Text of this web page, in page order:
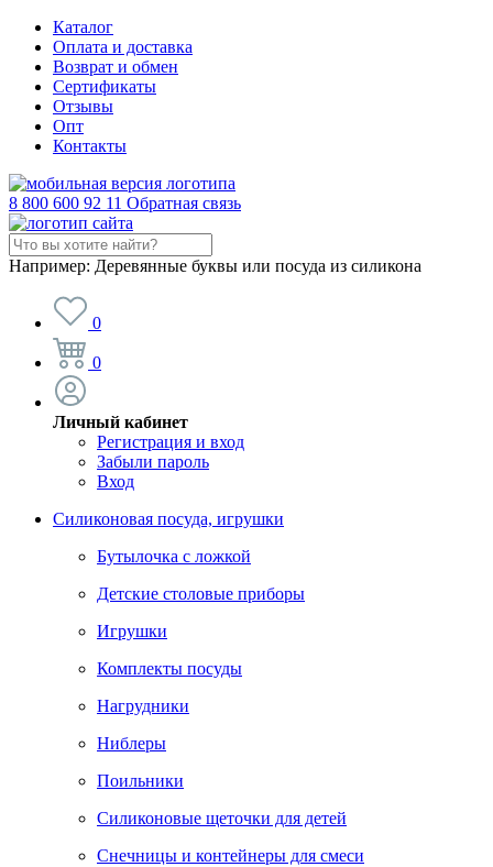
Каталог
Оплата и доставка
Возврат и обмен
Сертификаты
Отзывы
Опт
Контакты
8 800 600 92 11 Обратная связь
Например: Деревянные буквы или посуда из силикона
0
0
Личный кабинет
Регистрация и вход
Забыли пароль
Вход
Силиконовая посуда, игрушки
Бутылочка с ложкой
Детские столовые приборы
Игрушки
Комплекты посуды
Нагрудники
Ниблеры
Поильники
Силиконовые щеточки для детей
Снечницы и контейнеры для смеси